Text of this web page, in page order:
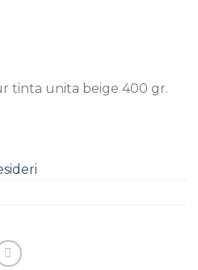
tinta unita beige 400 gr.